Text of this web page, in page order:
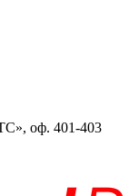
оф. 401-403